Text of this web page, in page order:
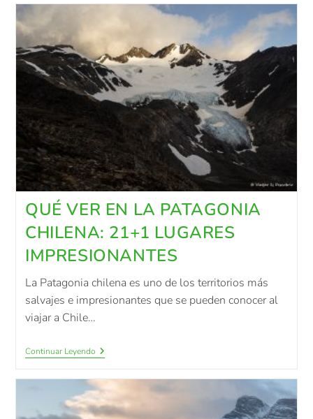
QUÉ VER EN LA PATAGONIA
CHILENA: 21+1 LUGARES
IMPRESIONANTES
La Patagonia chilena es uno de los territorios más
salvajes e impresionantes que se pueden conocer al
viajar a Chile…
Continuar Leyendo